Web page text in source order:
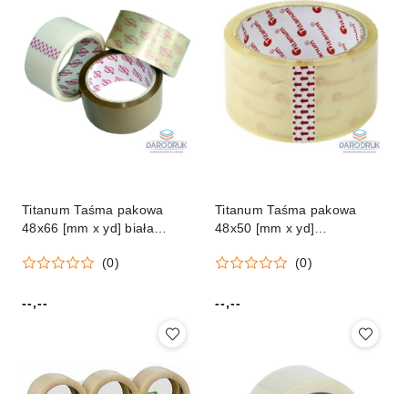
Titanum Taśma pakowa
48x66 [mm x yd] biała
(0)
Cena:
--,--
Titanum Taśma pakowa
48x50 [mm x yd]
(0)
Cena:
--,--